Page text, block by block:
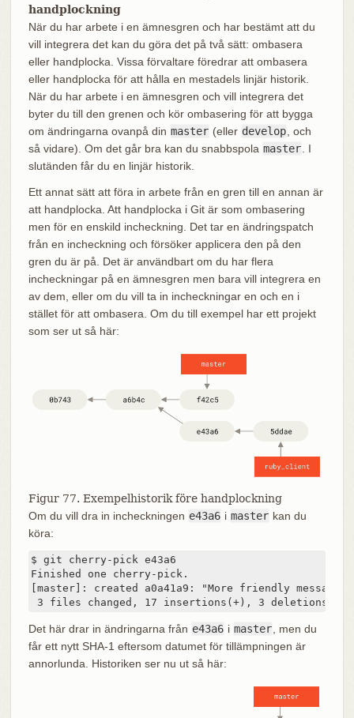
handplockning
När du har arbete i en ämnesgren och har bestämt att du
vill integrera det kan du göra det på två sätt: ombasera
eller handplocka. Vissa förvaltare föredrar att ombasera
eller handplocka för att hålla en mestadels linjär historik.
När du har arbete i en ämnesgren och vill integrera det
byter du till den grenen och kör ombasering för att bygga
om ändringarna ovanpå din master (eller develop, och
så vidare). Om det går bra kan du snabbspola master. I
slutänden får du en linjär historik.
Ett annat sätt att föra in arbete från en gren till en annan är
att handplocka. Att handplocka i Git är som ombasering
men för en enskild incheckning. Det tar en ändringspatch
från en incheckning och försöker applicera den på den
gren du är på. Det är användbart om du har flera
incheckningar på en ämnesgren men bara vill integrera en
av dem, eller om du vill ta in incheckningar en och en i
stället för att ombasera. Om du till exempel har ett projekt
som ser ut så här:
Figur 77. Exempelhistorik före handplockning
Om du vill dra in incheckningen e43a6 i master kan du
köra:
$ git cherry-pick e43a6
Finished one cherry-pick.
[master]: created a0a41a9: "More friendly
3 files changed, 17 insertions(+), 3 deletions(-)
Det här drar in ändringarna från e43a6 i master , men du
får ett nytt SHA-1 eftersom datumet för tillämpningen är
annorlunda. Historiken ser nu ut så här: